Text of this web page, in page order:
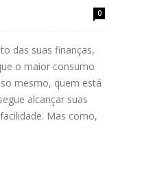
0
das suas finanças,
o maior consumo
mesmo, quem está
alcançar suas
Mas como,